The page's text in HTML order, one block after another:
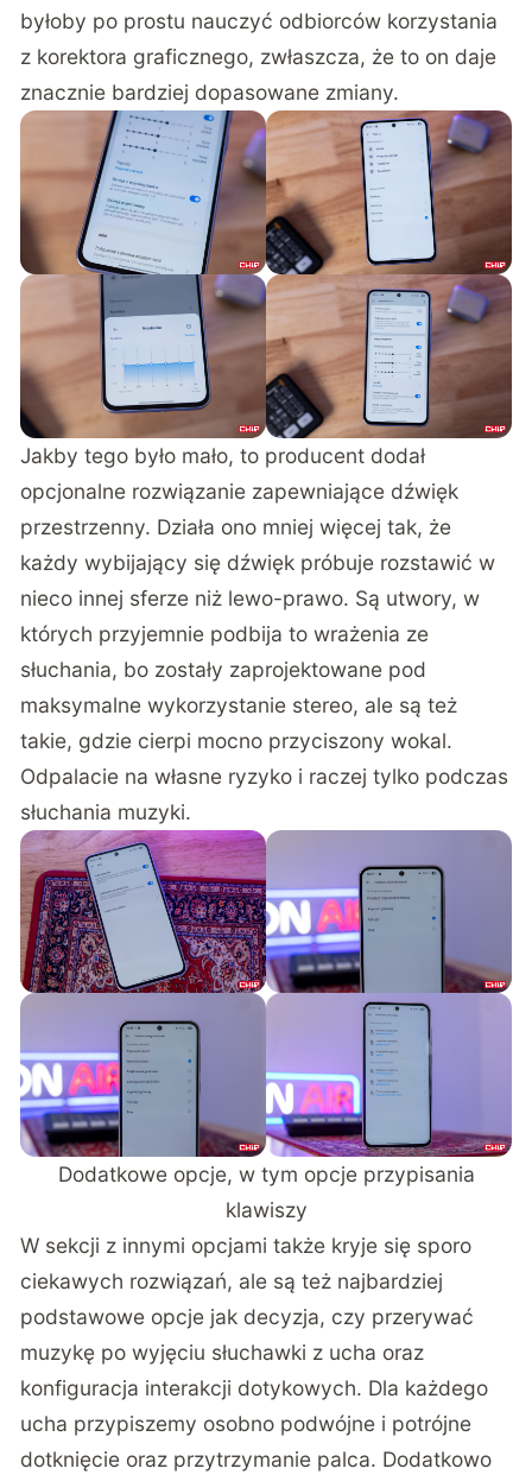
byłoby po prostu nauczyć odbiorców korzystania
z korektora graficznego, zwłaszcza, że to on daje
znacznie bardziej dopasowane zmiany.
Jakby tego było mało, to producent dodał
opcjonalne rozwiązanie zapewniające dźwięk
przestrzenny. Działa ono mniej więcej tak, że
każdy wybijający się dźwięk próbuje rozstawić w
nieco innej sferze niż lewo-prawo. Są utwory, w
których przyjemnie podbija to wrażenia ze
słuchania, bo zostały zaprojektowane pod
maksymalne wykorzystanie stereo, ale są też
takie, gdzie cierpi mocno przyciszony wokal.
Odpalacie na własne ryzyko i raczej tylko podczas
słuchania muzyki.
Dodatkowe opcje, w tym opcje przypisania
klawiszy
W sekcji z innymi opcjami także kryje się sporo
ciekawych rozwiązań, ale są też najbardziej
podstawowe opcje jak decyzja, czy przerywać
muzykę po wyjęciu słuchawki z ucha oraz
konfiguracja interakcji dotykowych. Dla każdego
ucha przypiszemy osobno podwójne i potrójne
dotknięcie oraz przytrzymanie palca. Dodatkowo